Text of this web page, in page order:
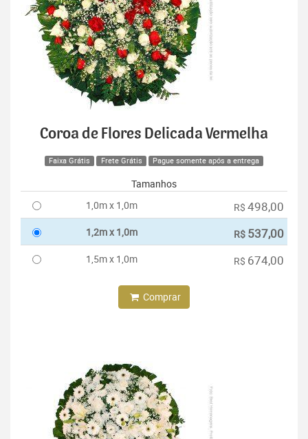
Coroa de Flores Delicada Vermelha
Faixa Grátis Frete Grátis Pague somente após a entrega
Tamanhos
1,0m x 1,0m
R$ 498,00
1,2m x 1,0m R$ 537,00
1,5m x 1,0m R$ 674,00
Comprar